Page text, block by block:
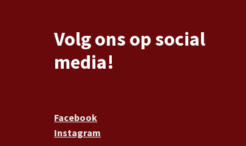
Volg ons op social
media!
Facebook
Instagram